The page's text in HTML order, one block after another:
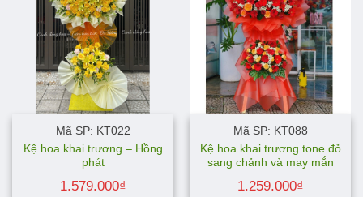
Mã SP: KT022
Kệ hoa khai trương – Hồng
phát
1.579.000₫
Mã SP: KT088
Kệ hoa khai trương tone đỏ
sang chảnh và may mắn
1.259.000₫